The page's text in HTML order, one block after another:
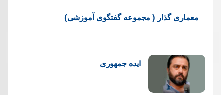
معماری گذار ( مجموعه گفتگوی آموزشی)
ایده جمهوری